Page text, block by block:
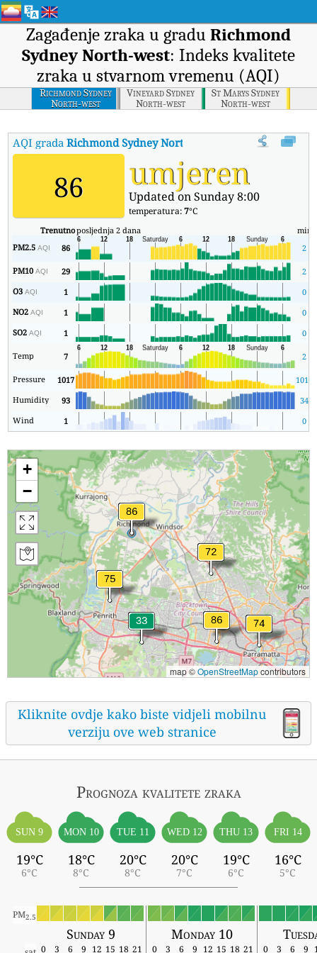
Zagađenje zraka u gradu Richmond
Sydney North-west: Indeks kvalitete
zraka u stvarnom vremenu (AQI)
Richmond Sydney
North-west
Vineyard Sydney
North-west
St Marys Sydney
North-west
AQI gradaRichmond Sydney North-west Richmond Sydney
86 umjeren
Updated on Sunday 8:00
temperatura:7°C
Trenutnoposljednja 2 dana min
PM2.5AQI 86 2
PM10AQI 29
2
O3AQI 1
0
NO2AQI 1
0
SO2AQI 1 0
Temp 7 2
Pressure 1017 1017
Humidity
93
34
Wind
1 0
+
−
map ©OpenStreetMapcontributors
Kliknite ovdje kako biste vidjeli mobilnu
verziju ove web stranice
Prognoza kvalitete zraka
SUN 9
19°C
6°C
MON 10
18°C
8°C
TUE 11
20°C
8°C
WED 12
20°C
7°C
THU 13
19°C
6°C
FRI 14
16°C
5°C
PM2.5
Sunday 9 Monday 10
0 3 6 9 12 15 18 21 0 3 6 9 12 15 18 21 0 3 6 9